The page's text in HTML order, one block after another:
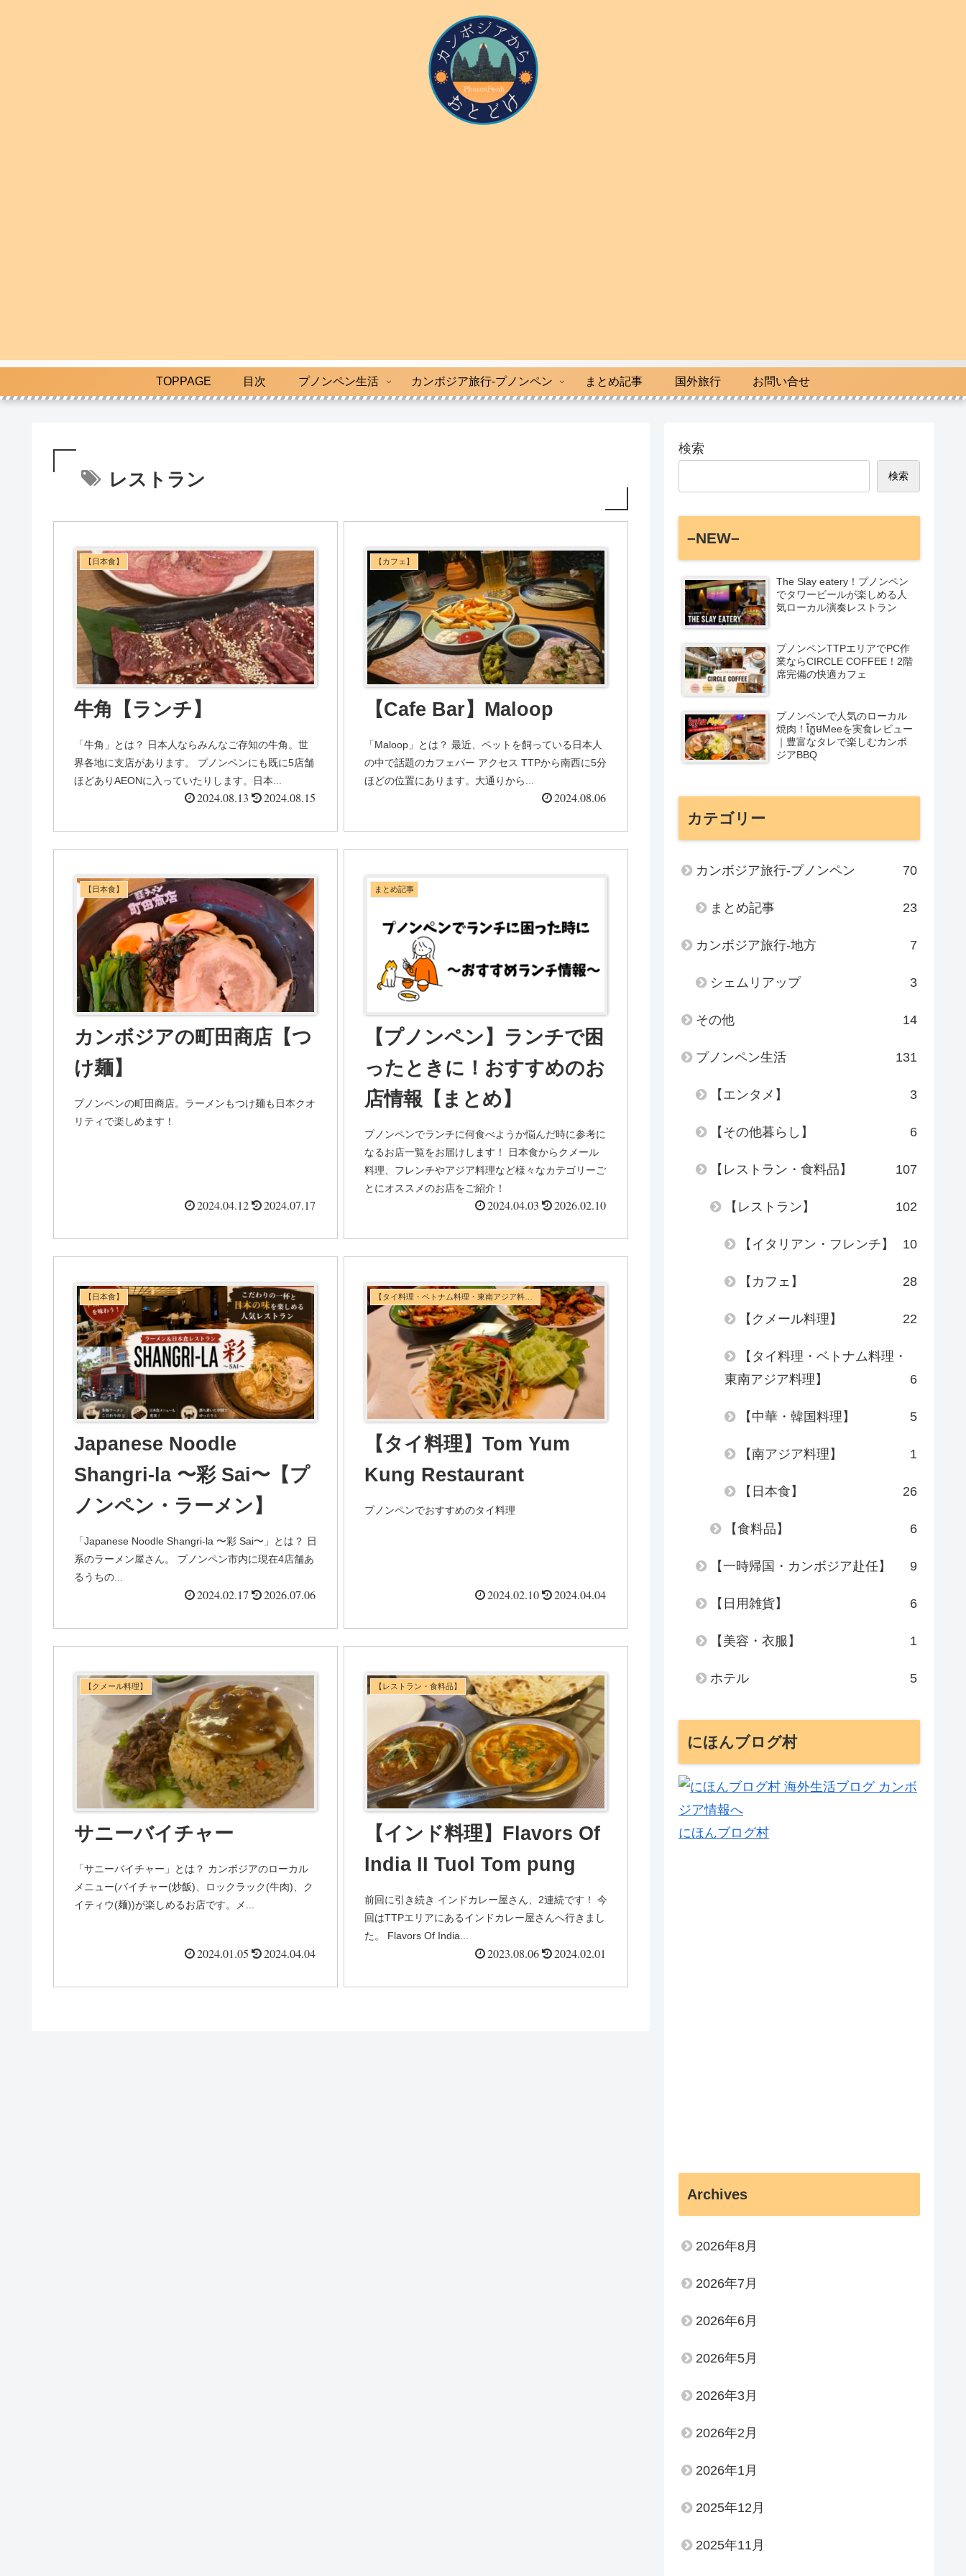
TOPPAGE 目次 プノンペン生活 カンボジア旅行-プノンペン まとめ記事 国外旅行 お問い合せ
レストラン
【日本食】
牛角【ランチ】
「牛角」とは？ 日本人ならみんなご存知の牛角。世
界各地に支店があります。 プノンペンにも既に5店舗
ほどありAEONに入っていたりします。日本...
2024.08.13 2024.08.15
【カフェ】
【Cafe Bar】Maloop
「Maloop」とは？ 最近、ペットを飼っている日本人
の中で話題のカフェバー アクセス TTPから南西に5分
ほどの位置にあります。大通りから...
2024.08.06
【日本食】
カンボジアの町田商店【つ
け麺】
プノンペンの町田商店。ラーメンもつけ麺も日本クオ
リティで楽しめます！
2024.04.12 2024.07.17
まとめ記事
【プノンペン】ランチで困
ったときに！おすすめのお
店情報【まとめ】
プノンペンでランチに何食べようか悩んだ時に参考に
なるお店一覧をお届けします！ 日本食からクメール
料理、フレンチやアジア料理など様々なカテゴリーご
とにオススメのお店をご紹介！
2024.04.03 2026.02.10
【日本食】
Japanese Noodle
Shangri-la 〜彩 Sai〜【プ
ノンペン・ラーメン】
「Japanese Noodle Shangri-la 〜彩 Sai〜」とは？ 日
系のラーメン屋さん。 プノンペン市内に現在4店舗あ
るうちの...
2024.02.17 2026.07.06
【タイ料理】Tom Yum
Kung Restaurant
プノンペンでおすすめのタイ料理
2024.02.10 2024.04.04
【クメール料理】
サニーバイチャー
「サニーバイチャー」とは？ カンボジアのローカル
メニュー(バイチャー(炒飯)、ロックラック(牛肉)、ク
イティウ(麺))が楽しめるお店です。メ...
2024.01.05 2024.04.04
【レストラン・食料品】
【インド料理】Flavors Of
India II Tuol Tom pung
前回に引き続き インドカレー屋さん、2連続です！ 今
回はTTPエリアにあるインドカレー屋さんへ行きまし
た。 Flavors Of India...
2023.08.06 2024.02.01
検索
検索
–NEW–
The Slay eatery！プノンペン
でタワービールが楽しめる人
気ローカル演奏レストラン
プノンペンTTPエリアでPC作
業ならCIRCLE COFFEE！2階
席完備の快適カフェ
プノンペンで人気のローカル
焼肉！ក្លែមMeeを実食レビュー
｜豊富なタレで楽しむカンボ
ジアBBQ
カテゴリー
カンボジア旅行-プノンペン 70
まとめ記事 23
カンボジア旅行-地方 7
シェムリアップ 3
その他 14
プノンペン生活 131
【エンタメ】 3
【その他暮らし】 6
【レストラン・食料品】 107
【レストラン】 102
【イタリアン・フレンチ】 10
【カフェ】 28
【クメール料理】 22
【タイ料理・ベトナム料理・
東南アジア料理】
6
【中華・韓国料理】 5
【南アジア料理】 1
【日本食】 26
【食料品】 6
【一時帰国・カンボジア赴任】 9
【日用雑貨】 6
【美容・衣服】 1
ホテル 5
にほんブログ村
にほんブログ村
Archives
2026年8月
2026年7月
2026年6月
2026年5月
2026年3月
2026年2月
2026年1月
2025年12月
2025年11月